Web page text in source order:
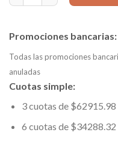
Promociones bancarias:
Todas las promociones
anuladas
Cuotas simple:
3 cuotas de $62915.98
6 cuotas de $34288.32